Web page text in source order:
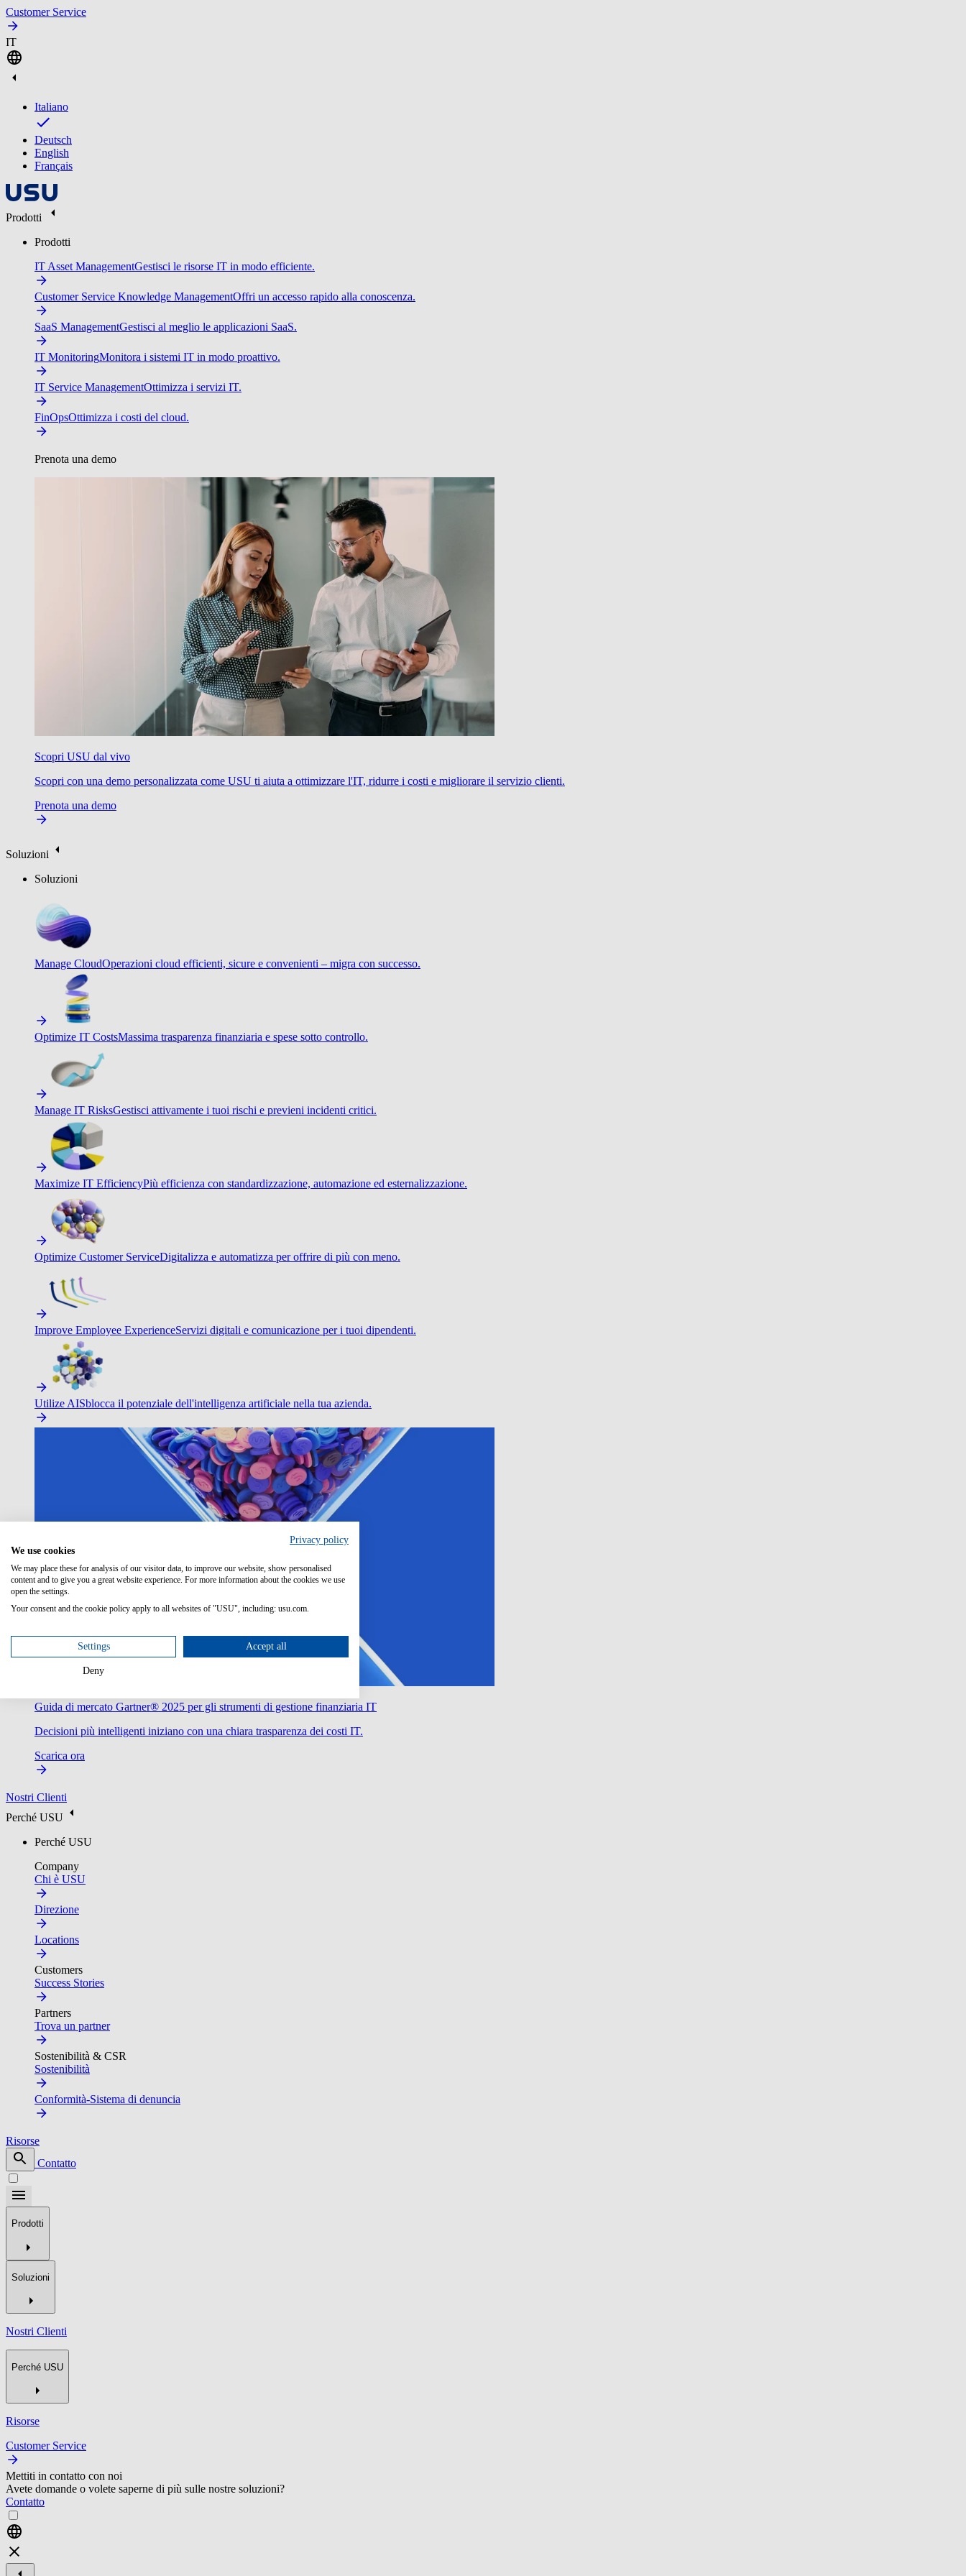
Customer Service
IT
Italiano
Deutsch
English
Français
Prodotti
Prodotti
IT Asset ManagementGestisci le risorse IT in modo efficiente.
Customer Service Knowledge ManagementOffri un accesso rapido alla conoscenza.
SaaS ManagementGestisci al meglio le applicazioni SaaS.
IT MonitoringMonitora i sistemi IT in modo proattivo.
IT Service ManagementOttimizza i servizi IT.
FinOpsOttimizza i costi del cloud.
Prenota una demo
Scopri USU dal vivo
Scopri con una demo personalizzata come USU ti aiuta a ottimizzare l'IT, ridurre i costi e migliorare il servizio clienti.
Prenota una demo
Soluzioni
Soluzioni
Manage CloudOperazioni cloud efficienti, sicure e convenienti – migra con successo.
Optimize IT CostsMassima trasparenza finanziaria e spese sotto controllo.
Manage IT RisksGestisci attivamente i tuoi rischi e previeni incidenti critici.
Maximize IT EfficiencyPiù efficienza con standardizzazione, automazione ed esternalizzazione.
Optimize Customer ServiceDigitalizza e automatizza per offrire di più con meno.
Improve Employee ExperienceServizi digitali e comunicazione per i tuoi dipendenti.
Utilize AISblocca il potenziale dell'intelligenza artificiale nella tua azienda.
Guida di mercato Gartner® 2025 per gli strumenti di gestione finanziaria IT
Decisioni più intelligenti iniziano con una chiara trasparenza dei costi IT.
Scarica ora
Nostri Clienti
Perché USU
Perché USU
Company
Chi è USU
Direzione
Locations
Customers
Success Stories
Partners
Trova un partner
Sostenibilità & CSR
Sostenibilità
Conformità-Sistema di denuncia
Risorse
Contatto
Prodotti
Soluzioni
Nostri Clienti
Perché USU
Risorse
Customer Service
Mettiti in contatto con noi
Avete domande o volete saperne di più sulle nostre soluzioni?
Contatto
Privacy policy
We use cookies
We may place these for analysis of our visitor data, to improve our website, show personalised
content and to give you a great website experience. For more information about the cookies we use
open the settings.
Your consent and the cookie policy apply to all websites of "USU", including: usu.com.
Settings Accept all
Deny